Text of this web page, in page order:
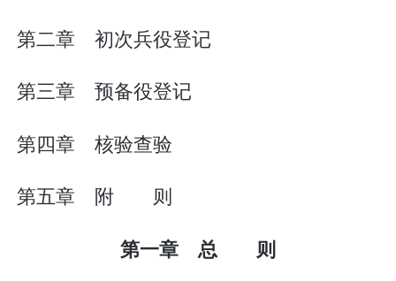
第二章 初次兵役登记
第三章 预备役登记
第四章 核验查验
第五章 附 则
第一章 总 则